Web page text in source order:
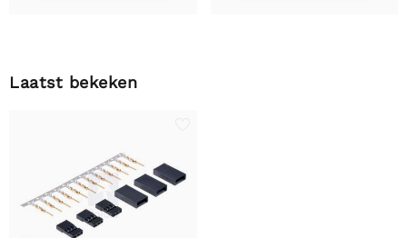
Laatst bekeken